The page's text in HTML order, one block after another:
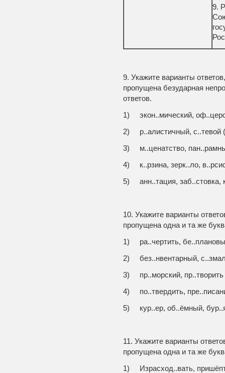
9.
9. Укажите варианты
пропущена безударная
ответов.
1) экон..мический,
2) р..алистичный, с..тевой
3) м..ценатство,
4) к..рзина, зерк..ло,
5) анн..тация, заб..стовка,
10. Укажите варианты
пропущена одна и та же
1) ра..чертить,
2) без..нвентарный,
3) пр..морский, пр..творить
4) по..твердить,
5) кур..ер, об..ёмный,
11. Укажите варианты
пропущена одна и та же
1) Израсход..вать,